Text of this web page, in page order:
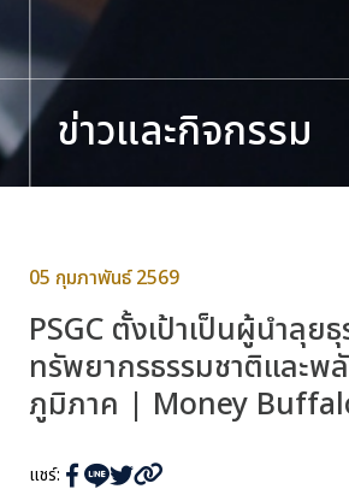
ข่าวและกิจกรรม
05 กุมภาพันธ์ 2569
PSGC ตั้งเป้าเป็นผู้นำลุย
ทรัพยากรธรรมชาติและพ
ภูมิภาค | Money
แชร์: